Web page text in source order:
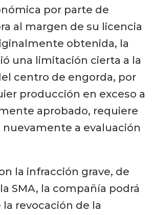
por parte de
al margen de su licencia
obtenida, la
una limitación cierta a la
centro de engorda, por
producción en exceso a
aprobado, requiere
a evaluación
la infracción grave, de
SMA, la compañía podrá
revocación de la